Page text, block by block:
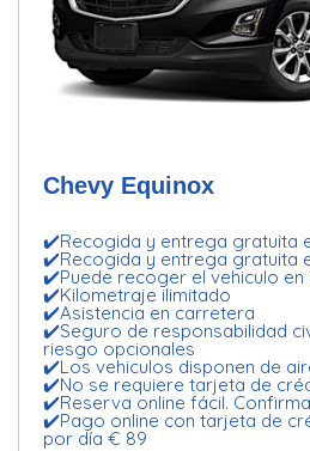
Chevy Equinox
✔️Recogida y entrega gratuita
✔️Recogida y entrega gratuita
✔️Puede recoger el vehiculo en
✔️Kilometraje ilimitado
✔️Asistencia en carretera
✔️Seguro de responsabilidad
riesgo opcionales
✔️Los vehiculos disponen de
✔️No se requiere tarjeta de
✔️Reserva online fácil.
✔️Pago online con tarjeta de
por día € 89